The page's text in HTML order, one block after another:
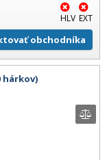
HLV EXT
obchodníka
hárkov)